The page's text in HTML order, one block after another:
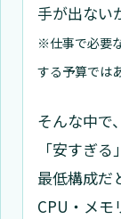
手が出ない
※仕事で必要
する予算では
そんな中で
「安すぎる
最低構成だ
CPU・メモ